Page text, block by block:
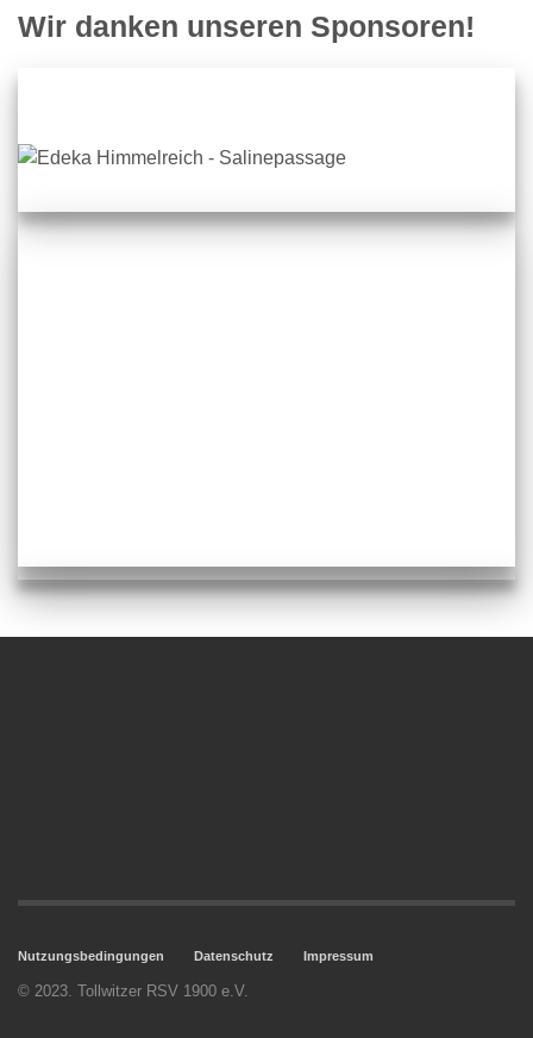
Wir danken unseren Sponsoren!
Nutzungsbedingungen Datenschutz Impressum
© 2023. Tollwitzer RSV 1900 e.V.